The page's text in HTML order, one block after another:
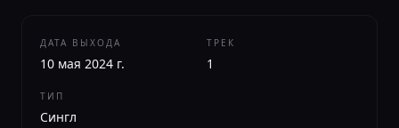
ДАТА ВЫХОДА
10 мая 2024 г.
ТРЕК
1
ТИП
Сингл